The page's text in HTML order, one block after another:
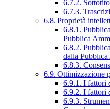
6.7.2.
6.7.3.
6.8. Proprietà
6.8.1.
Pubblica
6.8.2.
dalla
6.8.3.
6.9. Ottimizzazione
6.9.1. I fattori
6.9.2. I fattori
6.9.3.